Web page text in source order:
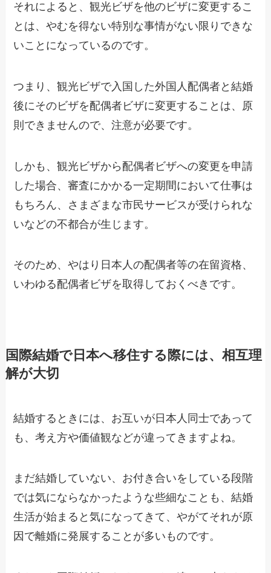
それによると、観光ビザを他のビザに変更するこ
とは、やむを得ない特別な事情がない限りできな
いことになっているのです。
つまり、観光ビザで入国した外国人配偶者と結婚
後にそのビザを配偶者ビザに変更することは、原
則できませんので、注意が必要です。
しかも、観光ビザから配偶者ビザへの変更を申請
した場合、審査にかかる一定期間において仕事は
もちろん、さまざまな市民サービスが受けられな
いなどの不都合が生じます。
そのため、やはり日本人の配偶者等の在留資格、
いわゆる配偶者ビザを取得しておくべきです。
国際結婚で日本へ移住する際には、相互理
解が大切
結婚するときには、お互いが日本人同士であって
も、考え方や価値観などが違ってきますよね。
まだ結婚していない、お付き合いをしている段階
では気にならなかったような些細なことも、結婚
生活が始まると気になってきて、やがてそれが原
因で離婚に発展することが多いものです。